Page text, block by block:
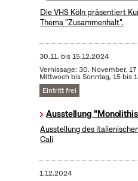
Die VHS Köln präsentiert
Thema "Zusammenhalt".
30.11. bis15.12.2024
Vernissage: 30. November, 17
Mittwoch bis Sonntag, 15 bis
Eintritt frei
Ausstellung
Ausstellung des
Cali
1.12.2024